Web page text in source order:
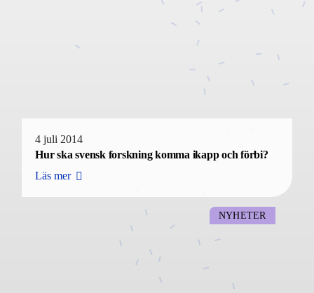
4 juli 2014
Hur ska svensk forskning komma ikapp och förbi?
Läs mer
NYHETER